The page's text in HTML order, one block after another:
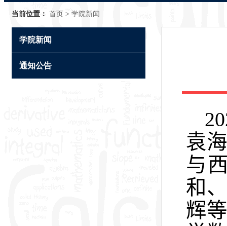
当前位置： 首页 > 学院新闻
学院新闻
通知公告